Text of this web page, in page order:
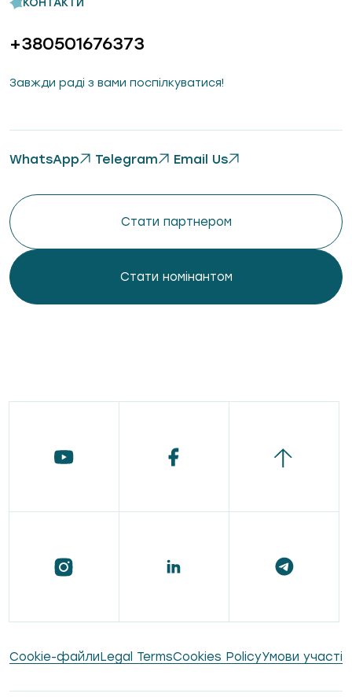
КОНТАКТИ
+380501676373
Завжди раді з вами поспілкуватися!
WhatsApp Telegram Email Us
Стати партнером
Стати номінантом
Сookie-файлиLegal TermsCookies PolicyУмови участі